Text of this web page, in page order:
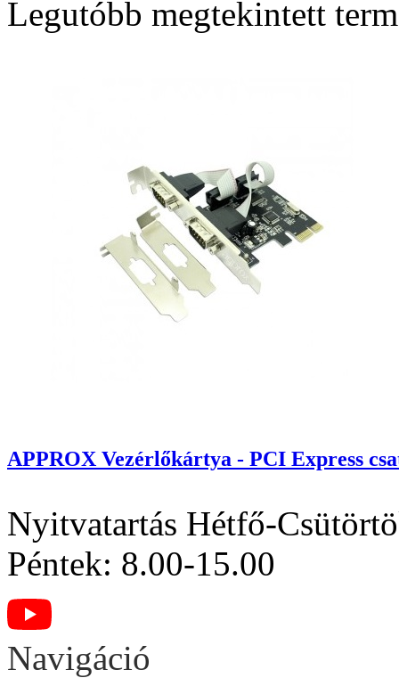
Legutóbb megtekintett
APPROX Vezérlőkártya - PCI Express
Nyitvatartás Hétfő-
Péntek: 8.00-15.00
Navigáció